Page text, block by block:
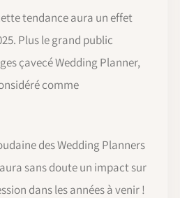
tendance aura un effet
Plus le grand public
çavecé Wedding Planner,
comme
des Wedding Planners
sans doute un impact sur
dans les années à venir !